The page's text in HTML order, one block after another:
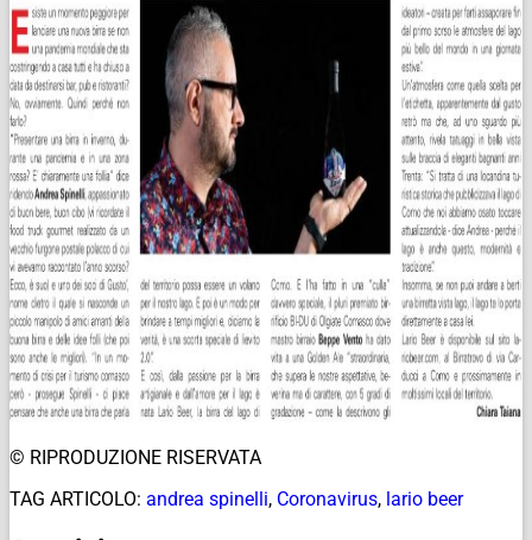
© RIPRODUZIONE RISERVATA
TAG ARTICOLO: andrea spinelli, Coronavirus, lario beer